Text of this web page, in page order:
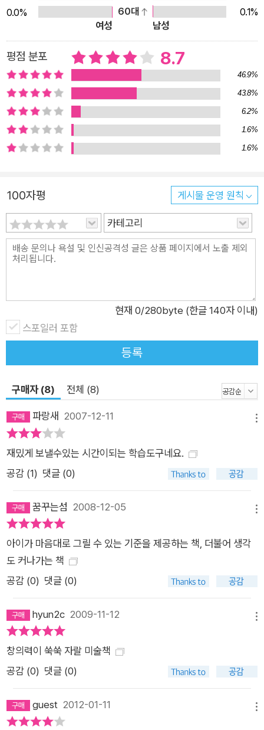
0.0%
60대
0.1%
여성
남성
평점 분포 8.7
46.9%
43.8%
6.2%
1.6%
1.6%
100자평 게시물 운영 원칙
카테고리
현재 0/280byte (한글 140자 이내)
스포일러 포함
등록
구매자 (8) 전체 (8)
파랑새 2007-12-11
재밌게 보낼수있는 시간이되는 학습도구네요.
공감 (1) 댓글 (0)
꿈꾸는섬 2008-12-05
아이가 마음대로 그릴 수 있는 기준을 제공하는 책, 더불어 생각
도 커나가는 책
공감 (0) 댓글 (0)
hyun2c 2009-11-12
창의력이 쑥쑥 자랄 미술책
공감 (0) 댓글 (0)
guest 2012-01-11